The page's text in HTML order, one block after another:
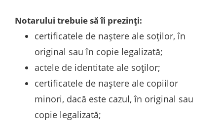
Notarului trebuie să îi prezinți:
certificatele de naștere ale soților, în
original sau în copie legalizată;
actele de identitate ale soților;
certificatele de naștere ale copiilor
minori, dacă este cazul, în original sau
copie legalizată;